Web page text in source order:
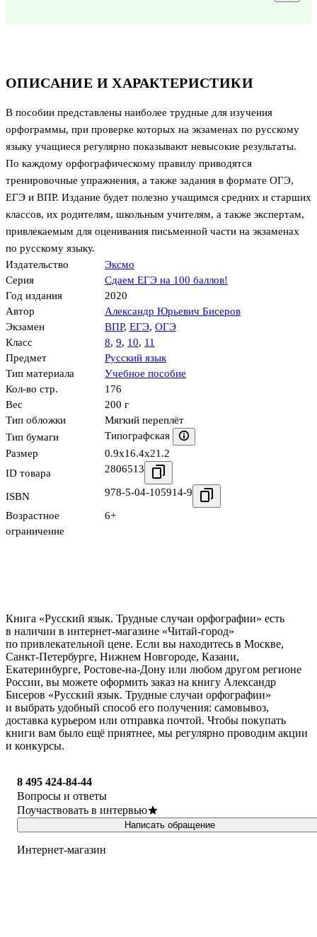
ОПИСАНИЕ И ХАРАКТЕРИСТИКИ
В пособии представлены наиболее трудные для изучения
орфограммы, при проверке которых на экзаменах по русскому
языку учащиеся регулярно показывают невысокие результаты.
По каждому орфографическому правилу приводятся
тренировочные упражнения, а также задания в формате ОГЭ,
ЕГЭ и ВПР. Издание будет полезно учащимся средних и старших
классов, их родителям, школьным учителям, а также экспертам,
привлекаемым для оценивания письменной части на экзаменах
по русскому языку.
Издательство
Эксмо
Серия
Сдаем ЕГЭ на 100 баллов!
Год издания
2020
Автор
Александр Юрьевич Бисеров
Экзамен
ВПР, ЕГЭ, ОГЭ
Класс
8, 9, 10, 11
Предмет
Русский язык
Тип материала
Учебное пособие
Кол-во стр.
176
Вес
200 г
Тип обложки
Мягкий переплёт
Тип бумаги
Типографская
Размер
0.9x16.4x21.2
ID товара
2806513
ISBN 978-5-04-105914-9
Возрастное
ограничение
6+
Книга «Русский язык. Трудные случаи орфографии» есть
в наличии в интернет-магазине «Читай-город»
по привлекательной цене. Если вы находитесь в Москве,
Санкт-Петербурге, Нижнем Новгороде, Казани,
Екатеринбурге, Ростове-на-Дону или любом другом регионе
России, вы можете оформить заказ на книгу Александр
Бисеров «Русский язык. Трудные случаи орфографии»
и выбрать удобный способ его получения: самовывоз,
доставка курьером или отправка почтой. Чтобы покупать
книги вам было ещё приятнее, мы регулярно проводим акции
и конкурсы.
8 495 424-84-44
Вопросы и ответы
Поучаствовать в интервью
Написать обращение
Интернет-магазин